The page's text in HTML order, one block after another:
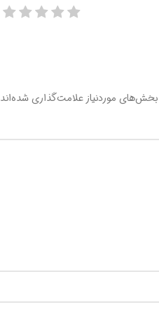
بخش‌های موردنیاز علامت‌گذاری